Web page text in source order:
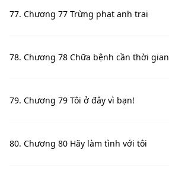
77. Chương 77 Trừng phạt anh trai
78. Chương 78 Chữa bệnh cần thời gian
79. Chương 79 Tôi ở đây vì bạn!
80. Chương 80 Hãy làm tình với tôi